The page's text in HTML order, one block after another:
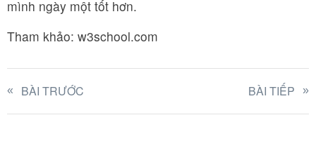
mình ngày một tốt hơn.
Tham khảo: w3school.com
BÀI TRƯỚC BÀI TIẾP